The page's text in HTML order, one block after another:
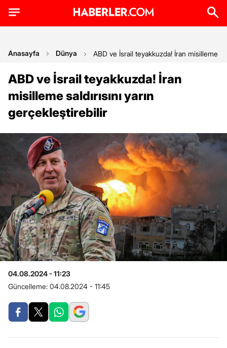
Anasayfa Dünya ABD ve İsrail teyakkuzda! İran misilleme
ABD ve İsrail teyakkuzda! İran
misilleme saldırısını yarın
gerçekleştirebilir
04.08.2024 - 11:23
Güncelleme: 04.08.2024 - 11:45